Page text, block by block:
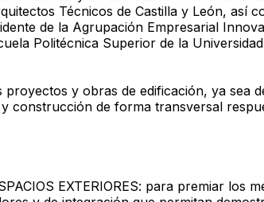
Técnicos de Castilla y León, así
de la Agrupación Empresarial
Politécnica Superior de la
proyectos y obras de edificación, ya
de forma transversal
EXTERIORES: para premiar